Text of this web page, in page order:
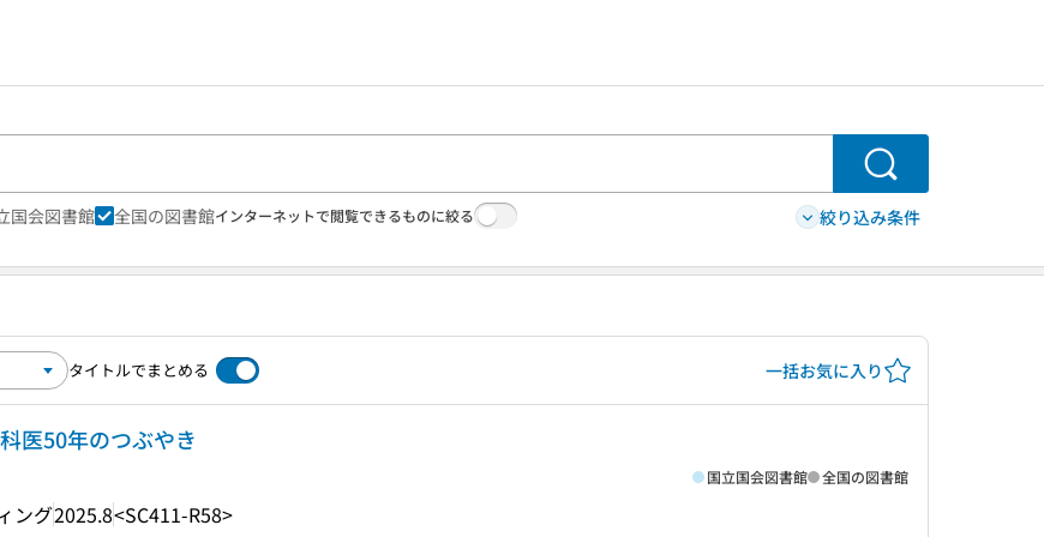
検索
国会図書館 全国の図書館インターネットで閲覧できるものに絞る 絞り込み条件
タイトルでまとめる 一括お気に入り
医50年のつぶやき
ング2025.8<SC411-R58>
国立国会図書館 全国の図書館